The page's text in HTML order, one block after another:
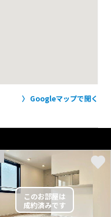
Googleマップで開く